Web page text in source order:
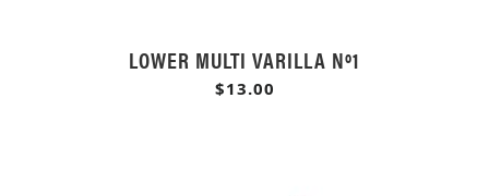
LOWER MULTI VARILLA Nº1
$13.00